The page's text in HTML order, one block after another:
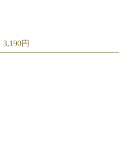
3,190円